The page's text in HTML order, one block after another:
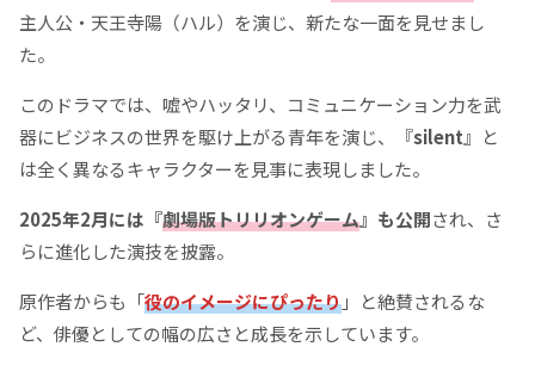
主人公・天王寺陽（ハル）を演じ、新たな一面を見せまし
た。
このドラマでは、嘘やハッタリ、コミュニケーション力を武
器にビジネスの世界を駆け上がる青年を演じ、『silent』と
は全く異なるキャラクターを見事に表現しました。
2025年2月には『劇場版トリリオンゲーム』も公開され、さ
らに進化した演技を披露。
原作者からも「役のイメージにぴったり」と絶賛されるな
ど、俳優としての幅の広さと成長を示しています。